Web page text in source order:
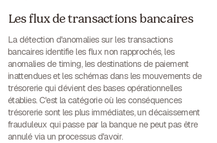
Les flux de transactions bancaires
La détection d'anomalies sur les transactions
bancaires identifie les flux non rapprochés, les
anomalies de timing, les destinations de paiement
inattendues et les schémas dans les mouvements de
trésorerie qui dévient des bases opérationnelles
établies. C'est la catégorie où les conséquences
trésorerie sont les plus immédiates, un décaissement
frauduleux qui passe par la banque ne peut pas être
annulé via un processus d'avoir.